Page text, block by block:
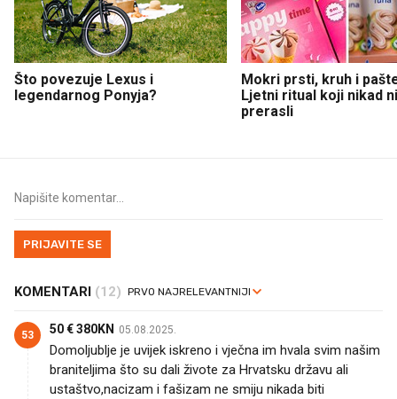
Što povezuje Lexus i
legendarnog Ponyja?
Mokri prsti, kruh i
Ljetni ritual koji nikad
prerasli
PRIJAVITE SE
KOMENTARI (12)
53 50 € 380KN 05.08.2025.
Domoljublje je uvijek iskreno i vječna im hvala svim našim
braniteljima što su dali živote za Hrvatsku državu ali
ustaštvo,nacizam i fašizam ne smiju nikada biti